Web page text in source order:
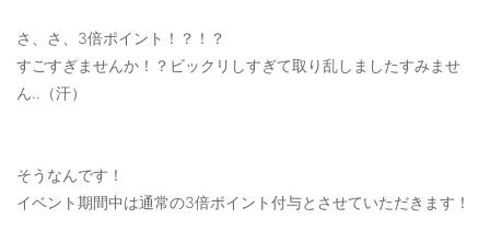
さ、さ、3倍ポイント！？！？
すごすぎませんか！？ビックリしすぎて取り乱しましたすみませ
ん‥（汗）
そうなんです！
イベント期間中は通常の3倍ポイント付与とさせていただきます！